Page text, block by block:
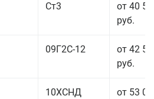
Ст3
от 40
руб.
09Г2С-12
от 42
руб.
10ХСНД
от 53